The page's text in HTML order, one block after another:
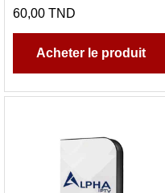
60,00 TND
Acheter le produit